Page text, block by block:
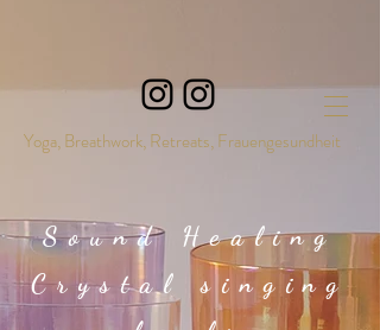
Yoga, Breathwork, Retreats, Frauengesundheit
Sound Healing
Crystal singing